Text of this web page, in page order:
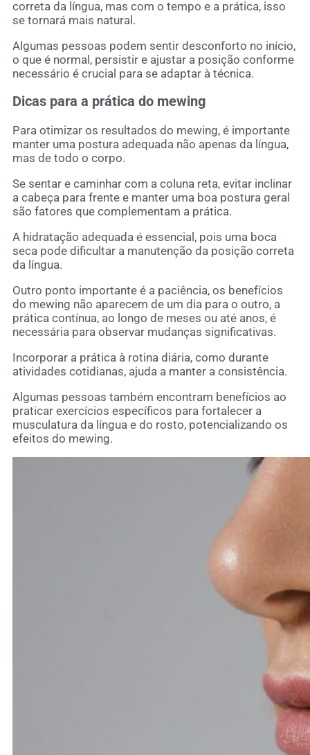
correta da língua, mas com o tempo e a prática, isso
se tornará mais natural.
Algumas pessoas podem sentir desconforto no início,
o que é normal, persistir e ajustar a posição conforme
necessário é crucial para se adaptar à técnica.
Dicas para a prática do mewing
Para otimizar os resultados do mewing, é importante
manter uma postura adequada não apenas da língua,
mas de todo o corpo.
Se sentar e caminhar com a coluna reta, evitar inclinar
a cabeça para frente e manter uma boa postura geral
são fatores que complementam a prática.
A hidratação adequada é essencial, pois uma boca
seca pode dificultar a manutenção da posição correta
da língua.
Outro ponto importante é a paciência, os benefícios
do mewing não aparecem de um dia para o outro, a
prática contínua, ao longo de meses ou até anos, é
necessária para observar mudanças significativas.
Incorporar a prática à rotina diária, como durante
atividades cotidianas, ajuda a manter a consistência.
Algumas pessoas também encontram benefícios ao
praticar exercícios específicos para fortalecer a
musculatura da língua e do rosto, potencializando os
efeitos do mewing.